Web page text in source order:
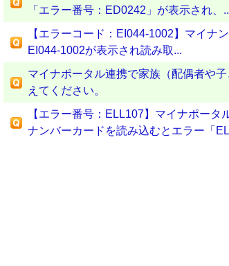
「エラー番号：ED0242」が表示され、
【エラーコード：EI044-1002】マイナ
EI044-1002が表示され読み取...
マイナポータル連携で家族（配偶者や
えてください。
【エラー番号：ELL107】マイナポー
ナンバーカードを読み込むとエラー「